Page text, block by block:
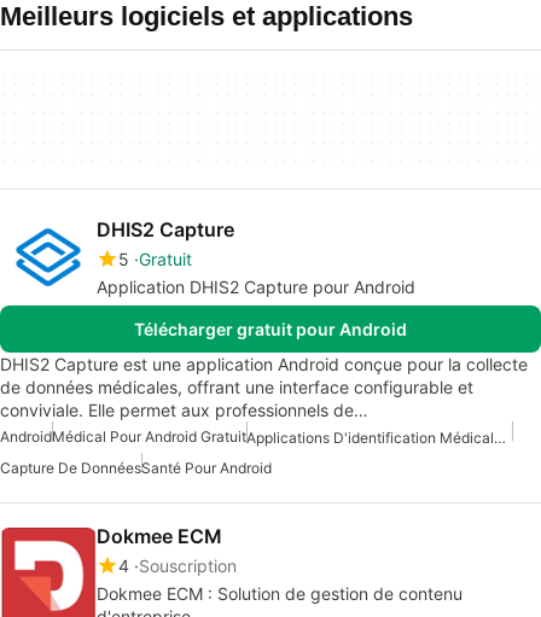
Meilleurs logiciels et applications
DHIS2 Capture
5 Gratuit
Application DHIS2 Capture pour Android
Télécharger gratuit pour Android
DHIS2 Capture est une application Android conçue pour la collecte
de données médicales, offrant une interface configurable et
conviviale. Elle permet aux professionnels de…
AndroidMédical Pour Android Gratuit
Applications D'identification Médicale Pour Android
Capture De DonnéesSanté Pour Android
Dokmee ECM
4 Souscription
Dokmee ECM : Solution de gestion de contenu